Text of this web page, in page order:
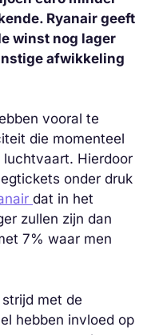
Ryanair geeft
winst nog lager
afwikkeling
vooral te
die momenteel
luchtvaart. Hierdoor
onder druk
dat in het
zullen zijn dan
7% waar men
met de
hebben invloed op